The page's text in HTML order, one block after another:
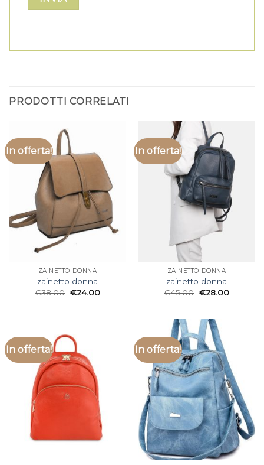
PRODOTTI CORRELATI
In offerta!
ZAINETTO DONNA
zainetto donna
€38.00 €24.00
In offerta!
ZAINETTO DONNA
zainetto donna
€45.00 €28.00
In offerta! In offerta!